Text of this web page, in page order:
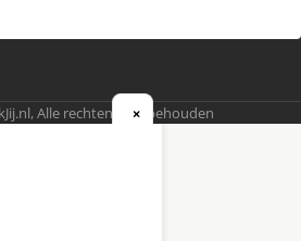
Alle rechten voorbehouden
×